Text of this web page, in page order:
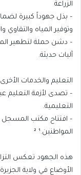
الزراعة
– بذل جهوداً كبيرة
وتوفير المياه والتقاوي
– دشن حملة لتطهير
آليات حديثة.
التعليم والخدمات الأخرى
– تصدى لأزمة التعليم
التعليمية.
– افتتاح مكتب
المواطنين.¹ ²
هذه الجهود تعكس
الأوضاع في ولاية